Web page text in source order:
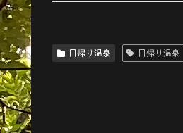
日帰り温泉 日帰り温泉